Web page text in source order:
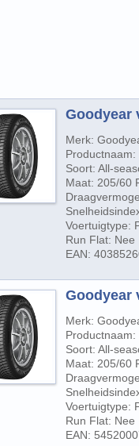
Goodyear
Merk:
Soort: All-
Maat: 205/60
Voertuigtype:
Run Flat: Nee
EAN:
Goodyear
Merk:
Soort: All-
Maat: 205/60
Voertuigtype:
Run Flat: Nee
EAN: